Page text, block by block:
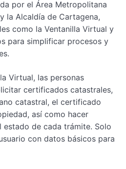
por el Área Metropolitana
la Alcaldía de Cartagena,
como la Ventanilla Virtual y
para simplificar procesos y
Virtual, las personas
certificados catastrales,
catastral, el certificado
así como hacer
estado de cada trámite. Solo
con datos básicos para